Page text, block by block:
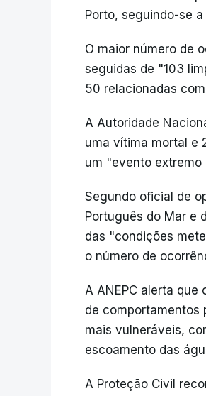
Porto, seguindo-se
O maior número de
seguidas de "103
50 relacionadas
A Autoridade
uma vítima mortal e
um "evento extremo
Segundo oficial de
Português do Mar e
das "condições
o número de
A ANEPC alerta
de comportamentos
mais vulneráveis,
escoamento das
A Proteção Civil